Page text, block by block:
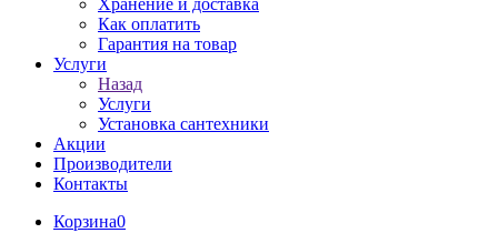
Хранение и доставка
Как оплатить
Гарантия на товар
Услуги
Назад
Услуги
Установка сантехники
Акции
Производители
Контакты
Корзина0